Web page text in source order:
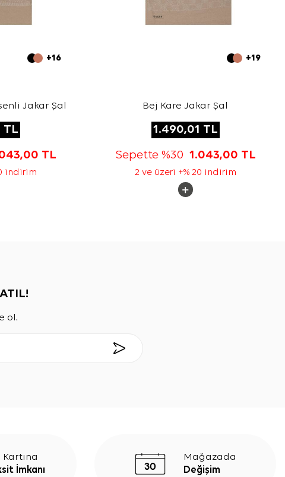
+16
Jakar Şal
TL
TL
indirim
+19
Bej Kare Jakar Şal
1.490,01 TL
Sepette %30 1.043,00 TL
2 ve üzeri +% 20 indirim
ol.
Kartına
İmkanı
Mağazada
Değişim